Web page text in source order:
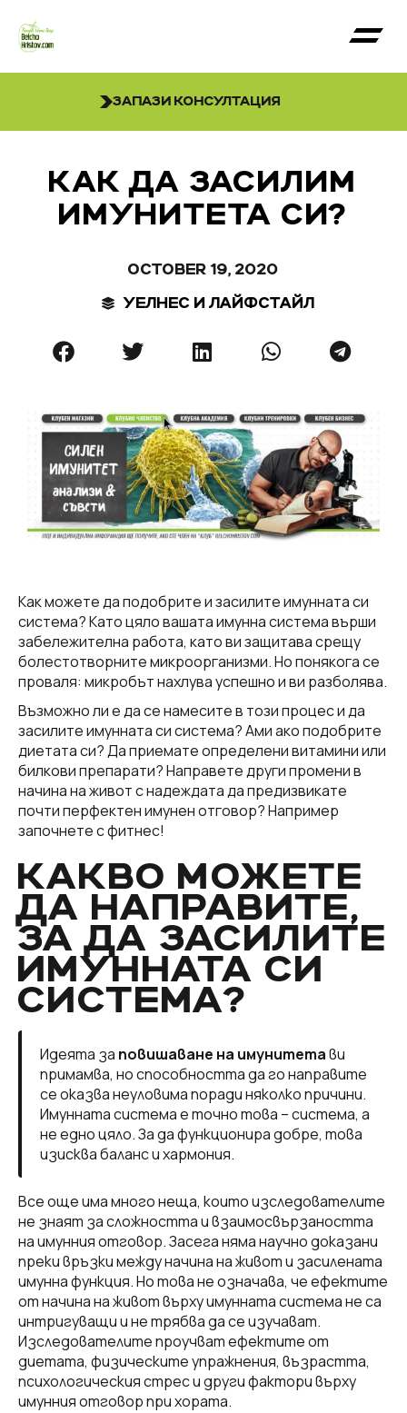
ЗАПАЗИ КОНСУЛТАЦИЯ
КАК ДА ЗАСИЛИМ
ИМУНИТЕТА СИ?
OCTOBER 19, 2020
УЕЛНЕС И ЛАЙФСТАЙЛ
Как можете да подобрите и засилите имунната си
система? Като цяло вашата имунна система върши
забележителна работа, като ви защитава срещу
болестотворните микроорганизми. Но понякога се
проваля: микробът нахлува успешно и ви разболява.
Възможно ли е да се намесите в този процес и да
засилите имунната си система? Ами ако подобрите
диетата си? Да приемате определени витамини или
билкови препарати? Направете други промени в
начина на живот с надеждата да предизвикате
почти перфектен имунен отговор? Например
започнете с фитнес!
КАКВО МОЖЕТЕ
ДА НАПРАВИТЕ,
ЗА ДА ЗАСИЛИТЕ
ИМУННАТА СИ
СИСТЕМА?
Идеята за повишаване на имунитетави
примамва, но способността да го направите
се оказва неуловима поради няколко причини.
Имунната система е точно това – система, а
не едно цяло. За да функционира добре, това
изисква баланс и хармония.
Все още има много неща, които изследователите
не знаят за сложността и взаимосвързаността
на имунния отговор. Засега няма научно доказани
преки връзки между начина на живот и засилената
имунна функция. Но това не означава, че ефектите
от начина на живот върху имунната система не са
интригуващи и не трябва да се изучават.
Изследователите проучват ефектите от
диетата, физическите упражнения, възрастта,
психологическия стрес и други фактори върху
имунния отговор при хората.